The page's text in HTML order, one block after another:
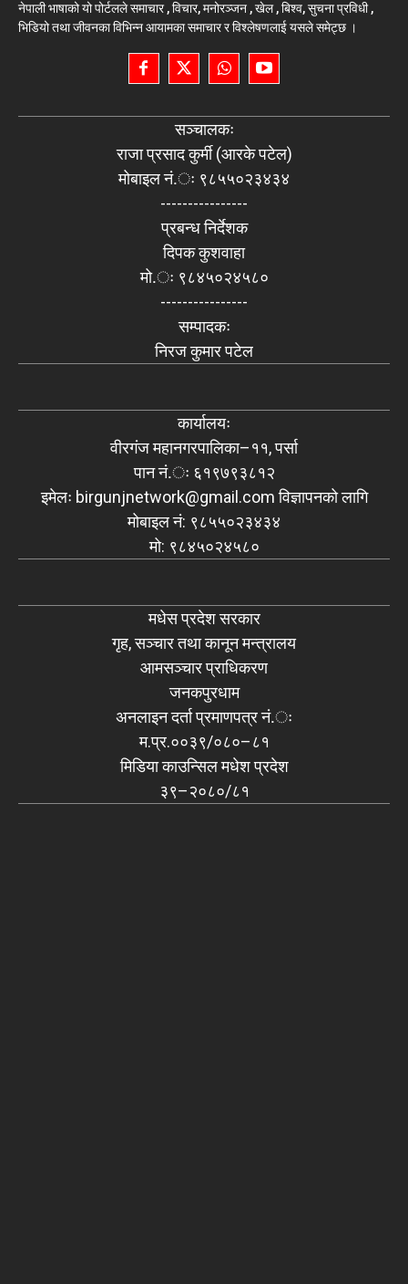
नेपाली भाषाको यो पोर्टलले समाचार , विचार, मनोरञ्जन , खेल , बिश्व, सुचना प्रविधी ,
भिडियो तथा जीवनका विभिन्न आयामका समाचार र विश्लेषणलाई यसले समेट्छ ।
सञ्चालकः
राजा प्रसाद कुर्मी (आरके पटेल)
मोबाइल नं.ः ९८५५०२३४३४
----------------
प्रबन्ध निर्देशक
दिपक कुशवाहा
मो.ः ९८४५०२४५८०
----------------
सम्पादकः
निरज कुमार पटेल
कार्यालयः
वीरगंज महानगरपालिका–११, पर्सा
पान नं.ः ६१९७९३८१२
इमेलः birgunjnetwork@gmail.comविज्ञापनको लागि
मोबाइल नं: ९८५५०२३४३४
मो: ९८४५०२४५८०
मधेस प्रदेश सरकार
गृह, सञ्चार तथा कानून मन्त्रालय
आमसञ्चार प्राधिकरण
जनकपुरधाम
अनलाइन दर्ता प्रमाणपत्र नं.ः
म.प्र.००३९/०८०–८१
मिडिया काउन्सिल मधेश प्रदेश
३९–२०८०/८१